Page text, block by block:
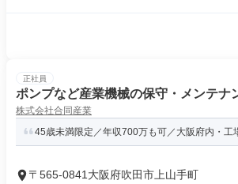
正社員
ポンプなど産業機械の保守・メンテナ
株式会社合同産業
45歳未満限定／年収700万も可／大阪府内・工
〒565-0841大阪府吹田市上山手町